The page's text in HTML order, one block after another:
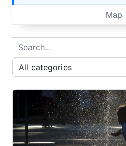
Map
Cerca prodotti
Digita il nome del prodotto
Filtra per categoria